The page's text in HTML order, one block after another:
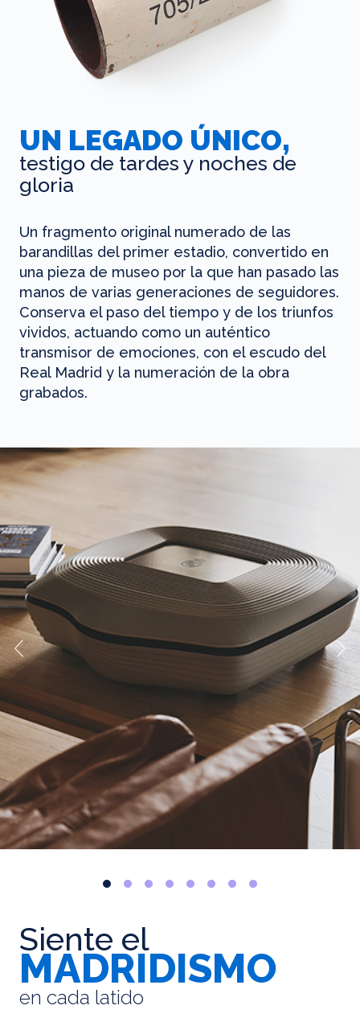
UN LEGADO ÚNICO,
testigo de tardes y noches de
gloria
Un fragmento original numerado de las
barandillas del primer estadio, convertido en
una pieza de museo por la que han pasado las
manos de varias generaciones de seguidores.
Conserva el paso del tiempo y de los triunfos
vividos, actuando como un auténtico
transmisor de emociones, con el escudo del
Real Madrid y la numeración de la obra
grabados.
Siente el
MADRIDISMO
en cada latido